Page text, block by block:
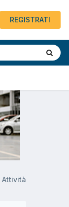
REGISTRATI
Attività